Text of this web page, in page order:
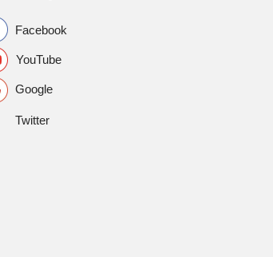
Facebook
YouTube
Google
Twitter